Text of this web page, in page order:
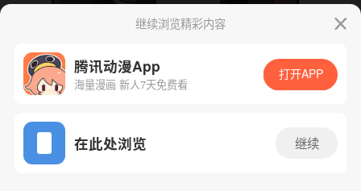
App免费看
下一话 腾漫App免费看
继续浏览精彩内容
腾讯动漫App
海量漫画 新人7天免费看
打开APP
在此处浏览 继续